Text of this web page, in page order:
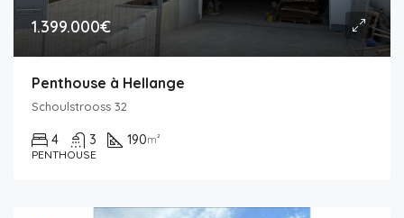
1.399.000€
Penthouse à Hellange
Schoulstrooss 32
4 3 190m²
PENTHOUSE